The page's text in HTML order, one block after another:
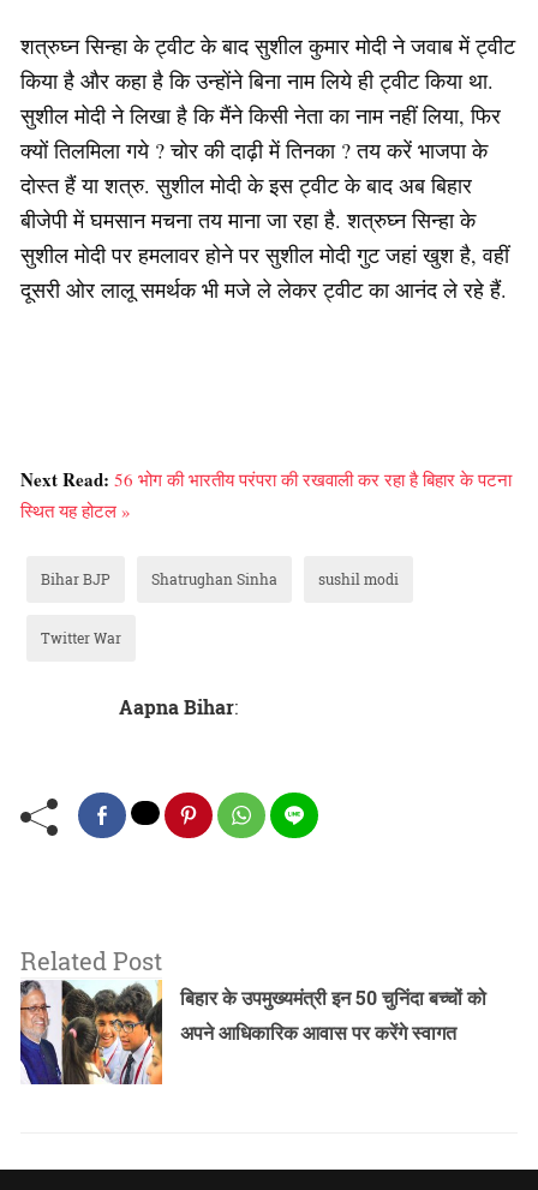
शत्रुघ्न सिन्हा के ट्वीट के बाद सुशील कुमार मोदी ने जवाब में ट्वीट
किया है और कहा है कि उन्होंने बिना नाम लिये ही ट्वीट किया था.
सुशील मोदी ने लिखा है कि मैंने किसी नेता का नाम नहीं लिया, फिर
क्यों तिलमिला गये ? चोर की दाढ़ी में तिनका ? तय करें भाजपा के
दोस्त हैं या शत्रु. सुशील मोदी के इस ट्वीट के बाद अब बिहार
बीजेपी में घमसान मचना तय माना जा रहा है. शत्रुघ्न सिन्हा के
सुशील मोदी पर हमलावर होने पर सुशील मोदी गुट जहां खुश है, वहीं
दूसरी ओर लालू समर्थक भी मजे ले लेकर ट्वीट का आनंद ले रहे हैं.
Next Read: 56 भोग की भारतीय परंपरा की रखवाली कर रहा है बिहार के पटना
स्थित यह होटल »
Bihar BJP Shatrughan Sinha sushil modi
Twitter War
Aapna Bihar:
Related Post
बिहार के उपमुख्यमंत्री इन 50 चुनिंदा बच्चों को
अपने आधिकारिक आवास पर करेंगे स्वागत